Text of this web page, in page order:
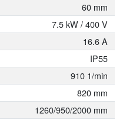
60 mm
7.5 kW / 400 V
16.6 A
IP55
910 1/min
820 mm
1260/950/2000 mm